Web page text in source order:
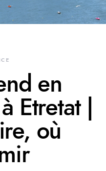
en
Etretat |
où